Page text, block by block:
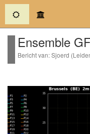
(current)
Ensemble
Bericht van: Sjoerd